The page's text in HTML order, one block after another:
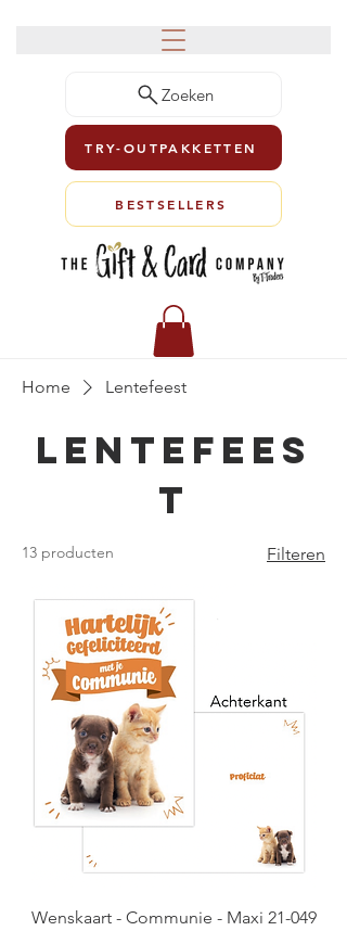
Zoeken
TRY-OUTPAKKETTEN
BESTSELLERS
Home Lentefeest
Lentefees
t
13 producten Filteren
Wenskaart - Communie - Maxi 21-049